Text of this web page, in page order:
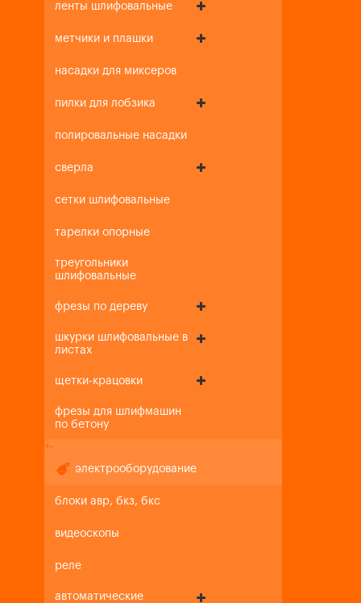
ленты шлифовальные
метчики и плашки
насадки для миксеров
пилки для лобзика
полировальные насадки
сверла
сетки шлифовальные
тарелки опорные
треугольники
шлифовальные
фрезы по дереву
шкурки шлифовальные в
листах
щетки-крацовки
фрезы для шлифмашин
по бетону
+-
электрооборудование
блоки авр, бкз, бкс
видеоскопы
реле
автоматические